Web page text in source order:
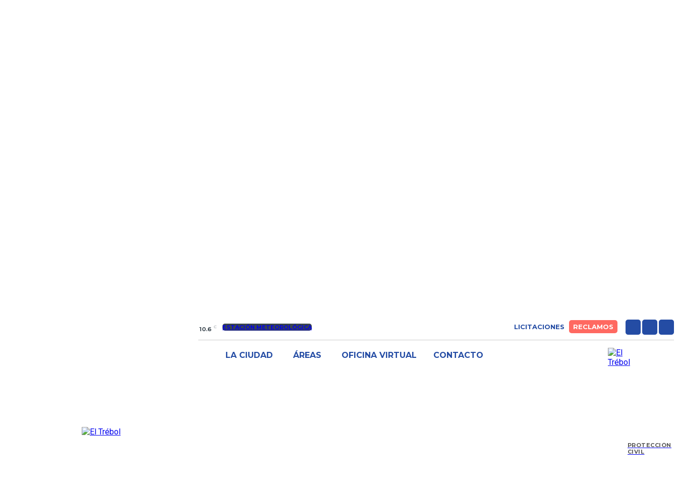
10.6 C ESTACIÓN METEOROLÓGICA LICITACIONES RECLAMOS
LA CIUDAD ÁREAS OFICINA VIRTUAL CONTACTO
PROTECCIÓN
CIVIL